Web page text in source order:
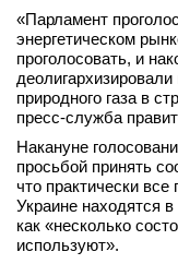
Новости
Интервью
телеграм
Стать
Вход
«Парламент
энергетическом
проголосовать, и
природного газа в
пресс-служба
Накануне
просьбой принять
что практически
Украине находятся в
как «несколько
используют».